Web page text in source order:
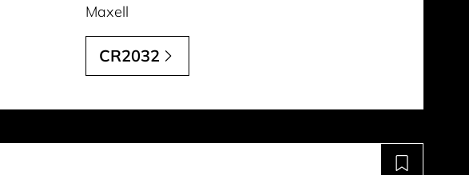
Maxell
CR2032